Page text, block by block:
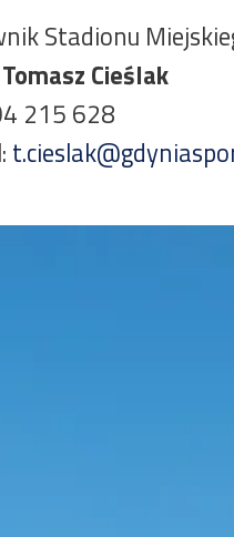
Stadionu
Tomasz Cieślak
215 628